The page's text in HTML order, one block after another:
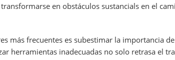
en obstáculos sustancials en el
más frecuentes es subestimar la importancia
herramientas inadecuadas no solo retrasa el